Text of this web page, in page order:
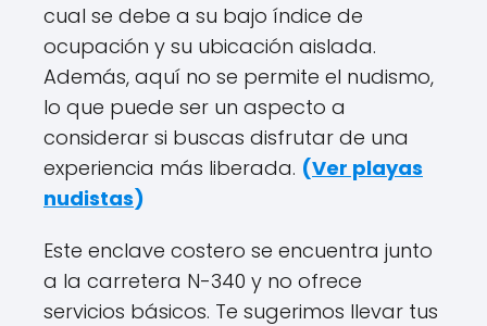
cual se debe a su bajo índice de
ocupación y su ubicación aislada.
Además, aquí no se permite el nudismo,
lo que puede ser un aspecto a
considerar si buscas disfrutar de una
experiencia más liberada. (Ver playas
nudistas)
Este enclave costero se encuentra junto
a la carretera N-340 y no ofrece
servicios básicos. Te sugerimos llevar tus